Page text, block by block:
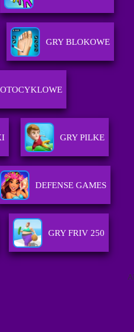
GRY BLOKOWE
GRY PILKE
DEFENSE GAMES
GRY FRIV 250